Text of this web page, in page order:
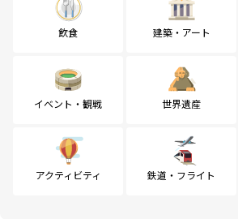
飲食 建築・アート
イベント・観戦 世界遺産
アクティビティ 鉄道・フライト